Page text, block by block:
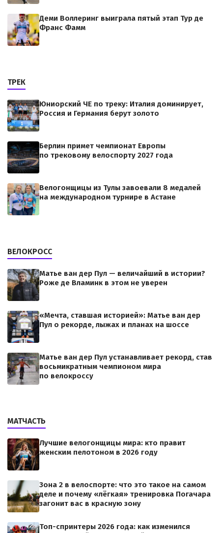
Деми Воллеринг выиграла пятый этап Тур де
Франс Фамм
ТРЕК
Юниорский ЧЕ по треку: Италия доминирует,
Россия и Германия берут золото
Берлин примет чемпионат Европы
по трековому велоспорту 2027 года
Велогонщицы из Тулы завоевали 8 медалей
на международном турнире в Астане
ВЕЛОКРОСС
Матье ван дер Пул — величайший в истории?
Роже де Вламинк в этом не уверен
«Мечта, ставшая историей»: Матье ван дер
Пул о рекорде, лыжах и планах на шоссе
Матье ван дер Пул устанавливает рекорд, став
восьмикратным чемпионом мира
по велокроссу
МАТЧАСТЬ
Лучшие велогонщицы мира: кто правит
женским пелотоном в 2026 году
Зона 2 в велоспорте: что это такое на самом
деле и почему «лёгкая» тренировка Погачара
загонит вас в красную зону
Топ-спринтеры 2026 года: как изменился